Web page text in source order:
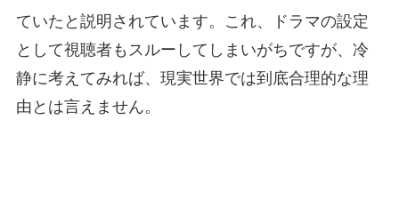
ていたと説明されています。これ、ドラマの設定
として視聴者もスルーしてしまいがちですが、冷
静に考えてみれば、現実世界では到底合理的な理
由とは言えません。